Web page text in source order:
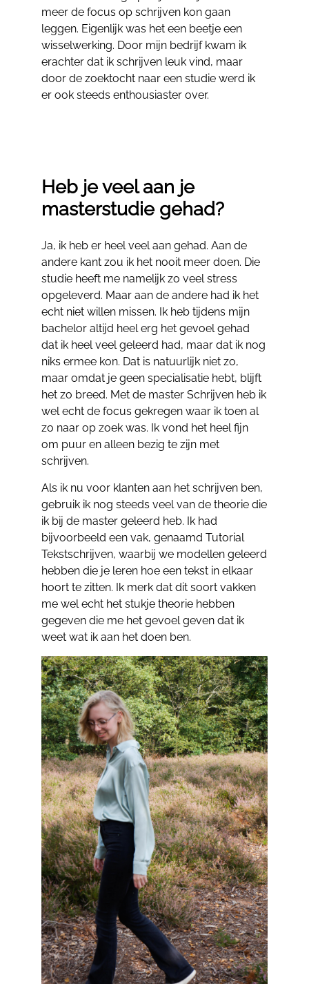
meer de focus op schrijven kon gaan
leggen. Eigenlijk was het een beetje een
wisselwerking. Door mijn bedrijf kwam ik
erachter dat ik schrijven leuk vind, maar
door de zoektocht naar een studie werd ik
er ook steeds enthousiaster over.
Heb je veel aan je
masterstudie gehad?
Ja, ik heb er heel veel aan gehad. Aan de
andere kant zou ik het nooit meer doen. Die
studie heeft me namelijk zo veel stress
opgeleverd. Maar aan de andere had ik het
echt niet willen missen. Ik heb tijdens mijn
bachelor altijd heel erg het gevoel gehad
dat ik heel veel geleerd had, maar dat ik nog
niks ermee kon. Dat is natuurlijk niet zo,
maar omdat je geen specialisatie hebt, blijft
het zo breed. Met de master Schrijven heb ik
wel echt de focus gekregen waar ik toen al
zo naar op zoek was. Ik vond het heel fijn
om puur en alleen bezig te zijn met
schrijven.
Als ik nu voor klanten aan het schrijven ben,
gebruik ik nog steeds veel van de theorie die
ik bij de master geleerd heb. Ik had
bijvoorbeeld een vak, genaamd Tutorial
Tekstschrijven, waarbij we modellen geleerd
hebben die je leren hoe een tekst in elkaar
hoort te zitten. Ik merk dat dit soort vakken
me wel echt het stukje theorie hebben
gegeven die me het gevoel geven dat ik
weet wat ik aan het doen ben.